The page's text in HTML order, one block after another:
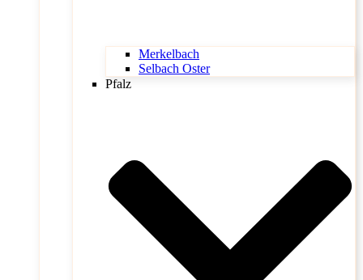
Merkelbach
Selbach Oster
Pfalz